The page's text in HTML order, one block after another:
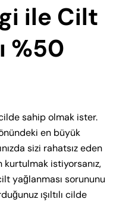
ile Cilt
%50
sahip olmak ister.
en büyük
sizi rahatsız eden
kurtulmak istiyorsanız,
yağlanması sorununu
ışıltılı cilde